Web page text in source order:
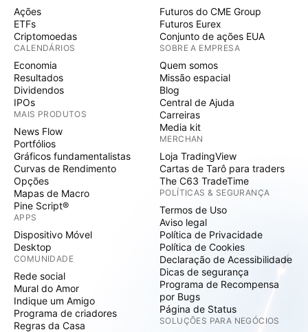
Ações
ETFs
Criptomoedas
CALENDÁRIOS
Economia
Resultados
Dividendos
IPOs
MAIS PRODUTOS
News Flow
Portfólios
Gráficos fundamentalistas
Curvas de Rendimento
Opções
Mapas de Macro
Pine Script®
APPS
Dispositivo Móvel
Desktop
COMUNIDADE
Rede social
Mural do Amor
Indique um Amigo
Programa de criadores
Regras da Casa
Futuros do CME Group
Futuros Eurex
Conjunto de ações EUA
SOBRE A EMPRESA
Quem somos
Missão espacial
Blog
Central de Ajuda
Carreiras
Media kit
MERCHAN
Loja TradingView
Cartas de Tarô para traders
The C63 TradeTime
POLÍTICAS & SEGURANÇA
Termos de Uso
Aviso legal
Política de Privacidade
Política de Cookies
Declaração de Acessibilidade
Dicas de segurança
Programa de Recompensa
por Bugs
Página de Status
SOLUÇÕES PARA NEGÓCIOS